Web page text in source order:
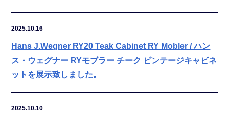
2025.10.16
Hans J.Wegner RY20 Teak Cabinet RY Mobler / ハン
ス・ウェグナー RYモブラー チーク ビンテージキャビネ
ットを展示致しました。
2025.10.10